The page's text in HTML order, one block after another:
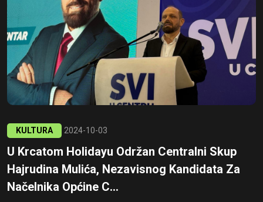
KULTURA 2024-10-03
U Krcatom Holidayu Održan Centralni Skup
Hajrudina Mulića, Nezavisnog Kandidata Za
Načelnika Općine C...